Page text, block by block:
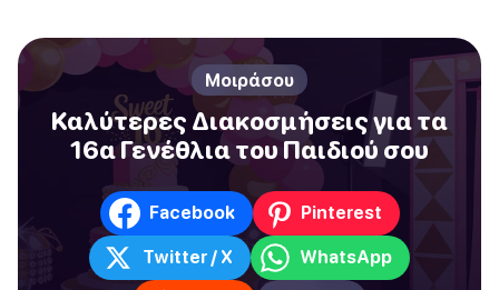
Μοιράσου
Καλύτερες Διακοσμήσεις για τα
16α Γενέθλια του Παιδιού σου
Facebook Pinterest
Twitter / X WhatsApp